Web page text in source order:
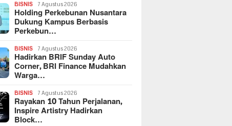
BISNIS 7 Agustus 2026
Holding Perkebunan Nusantara
Dukung Kampus Berbasis
Perkebun…
BISNIS 7 Agustus 2026
Hadirkan BRIF Sunday Auto
Corner, BRI Finance Mudahkan
Warga…
BISNIS 7 Agustus 2026
Rayakan 10 Tahun Perjalanan,
Inspire Artistry Hadirkan
Block…